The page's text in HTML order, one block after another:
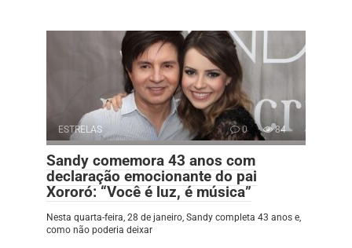
ESTRELAS 0 84
Sandy comemora 43 anos com
declaração emocionante do pai
Xororó: “Você é luz, é música”
Nesta quarta-feira, 28 de janeiro, Sandy completa 43 anos e,
como não poderia deixar